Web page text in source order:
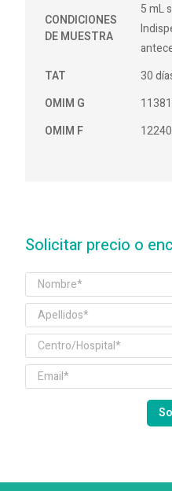
CONDICIONES
DE MUESTRA
5 mL
TAT
30
OMIM G
OMIM F
Solicitar precio o